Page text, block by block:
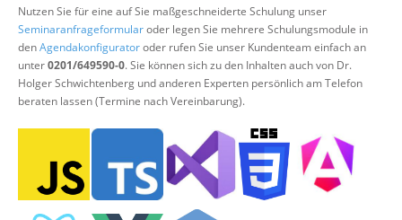
Nutzen Sie für eine auf Sie maßgeschneiderte Schulung unser
Seminaranfrageformularoder legen Sie mehrere Schulungsmodule in
denAgendakonfiguratoroder rufen Sie unser Kundenteam einfach an
unter0201/649590-0. Sie können sich zu den Inhalten auch von Dr.
Holger Schwichtenberg und anderen Experten persönlich am Telefon
beraten lassen (Termine nach Vereinbarung).